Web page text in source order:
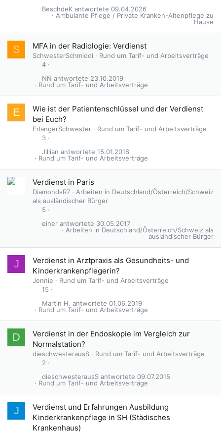
Ambulante Pflege / Private Kranken-Altenpflege zu
Hause
09.04.2026
BeschdeK
S MFA in der Radiologie: Verdienst
SchwesterSchmiddi
Rund um Tarif- und Arbeitsverträge
4
Rund um Tarif- und Arbeitsverträge
23.10.2019
NN
E
Wie ist der Patientenschlüssel und der Verdienst
bei Euch?
ErlangerSchwester
Rund um Tarif- und Arbeitsverträge
3
Rund um Tarif- und Arbeitsverträge
15.01.2018
Jillian
Verdienst in Paris
DiamondsR7
Arbeiten in Deutschland/Österreich/Schweiz
als ausländischer Bürger
5
Arbeiten in Deutschland/Österreich/Schweiz als
ausländischer Bürger
30.05.2017
einer
J
Verdienst in Arztpraxis als Gesundheits- und
Kinderkrankenpflegerin?
Jennie
Rund um Tarif- und Arbeitsverträge
15
Rund um Tarif- und Arbeitsverträge
01.06.2019
Martin H.
D
Verdienst in der Endoskopie im Vergleich zur
Normalstation?
dieschwesterausS
Rund um Tarif- und Arbeitsverträge
2
Rund um Tarif- und Arbeitsverträge
09.07.2015
dieschwesterausS
J
Verdienst und Erfahrungen Ausbildung
Kinderkrankenpflege in SH (Städisches
Krankenhaus)